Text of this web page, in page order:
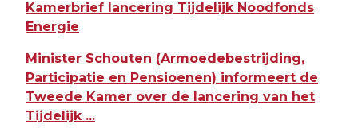
Kamerbrief lancering Tijdelijk Noodfonds
Energie
Minister Schouten (Armoedebestrijding,
Participatie en Pensioenen) informeert de
Tweede Kamer over de lancering van het
Tijdelijk ...